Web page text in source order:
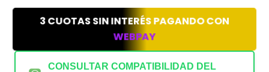
3 CUOTAS SIN INTERÉS PAGANDO CON
WEBPAY
CONSULTAR COMPATIBILIDAD DEL